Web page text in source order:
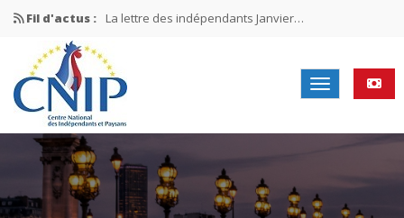
Fil d'actus : La lettre des indépendants Janvier…
La lettre des indépendants Novembre…
La lettre des indépendants Juin…
Mission nationale ÉLECTIONS MUNICIPALES 2026
La lettre des indépendants N°2-2026